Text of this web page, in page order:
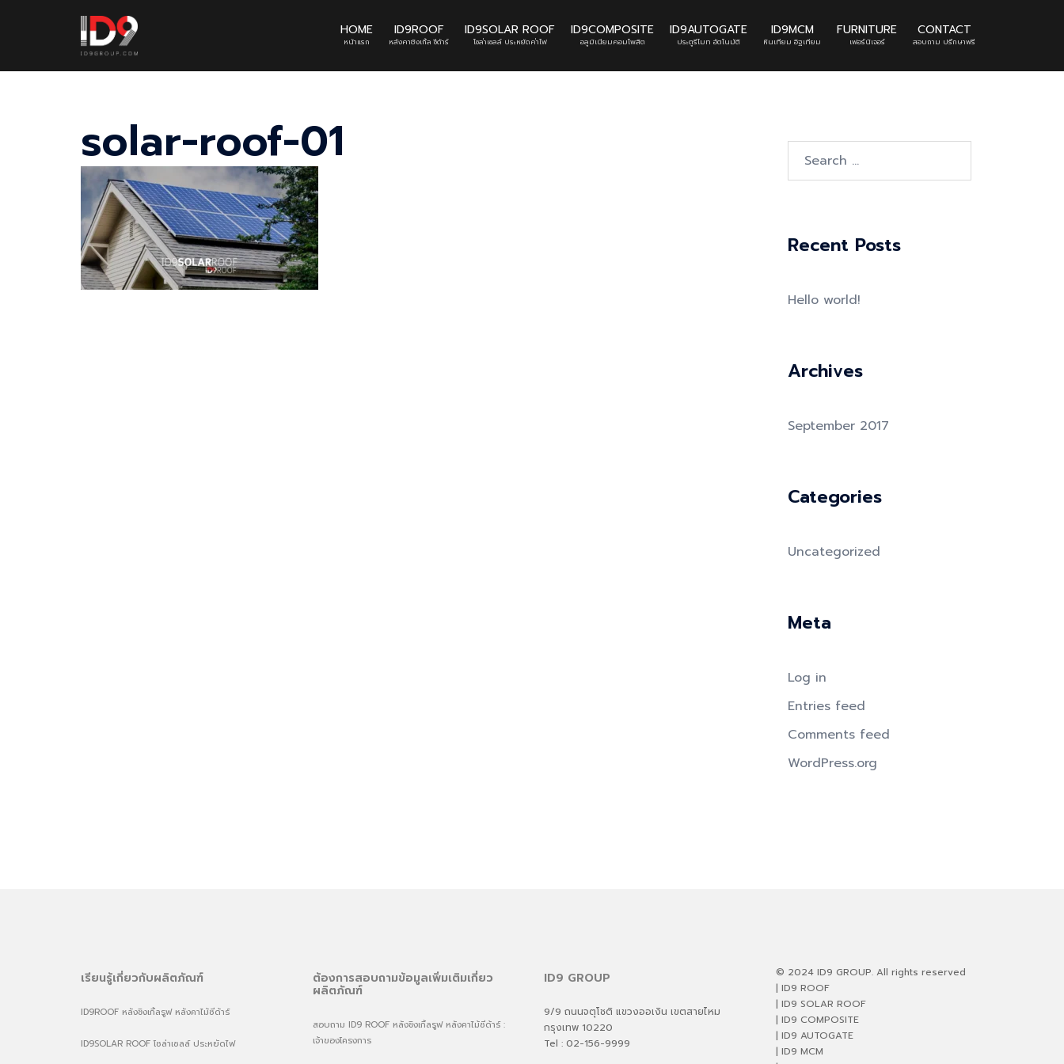
HOME
หน้าแรก
ID9ROOF
หลังคาชิงเกิ้ล ซีด้าร์
ID9SOLAR ROOF
โซล่าเซลล์ ประหยัดค่าไฟ
ID9COMPOSITE
อลูมิเนียมคอมโพสิต
ID9AUTOGATE
ประตูรีโมท อัตโนมัติ
ID9MCM
หินเทียม อิฐเทียม
FURNITURE
เฟอร์นิเจอร์
CONTACT
สอบถาม ปรึกษาฟรี
solar-roof-01
for:
Recent Posts
Hello world!
Archives
September 2017
Categories
Uncategorized
Meta
Log in
Entries feed
Comments feed
WordPress.org
เรียนรู้เกี่ยวกับผลิตภัณฑ์
ID9ROOF หลังชิงเกิ้ลรูฟ หลังคาไม้ซีด้าร์
ID9SOLAR ROOF โซล่าเซลล์ ประหยัดไฟ
ต้องการสอบถามข้อมูลเพิ่มเติมเกี่ยว
ผลิตภัณฑ์
สอบถาม ID9 ROOF หลังชิงเกิ้ลรูฟ หลังคาไม้ซีด้าร์ :
เจ้าของโครงการ
ID9 GROUP
9/9 ถนนจตุโชติ แขวงออเงิน เขตสายไหม
กรุงเทพ 10220
Tel : 02-156-9999
© 2024 ID9 GROUP. All rights reserved
| ID9 ROOF
| ID9 SOLAR ROOF
| ID9 COMPOSITE
| ID9 AUTOGATE
| ID9 MCM